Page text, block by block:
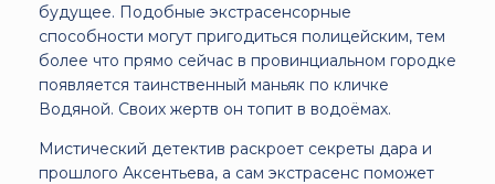
будущее. Подобные экстрасенсорные
способности могут пригодиться полицейским, тем
более что прямо сейчас в провинциальном городке
появляется таинственный маньяк по кличке
Водяной. Своих жертв он топит в водоёмах.
Мистический детектив раскроет секреты дара и
прошлого Аксентьева, а сам экстрасенс поможет